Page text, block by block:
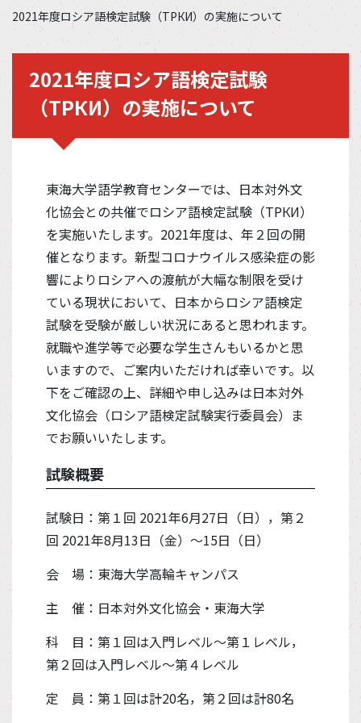
2021年度ロシア語検定試験（ТРКИ）の実施について
2021年度ロシア語検定試験
（ТРКИ）の実施について
東海大学語学教育センターでは、日本対外文
化協会との共催でロシア語検定試験（ТРКИ）
を実施いたします。2021年度は、年２回の開
催となります。新型コロナウイルス感染症の影
響によりロシアへの渡航が大幅な制限を受け
ている現状において、日本からロシア語検定
試験を受験が厳しい状況にあると思われます。
就職や進学等で必要な学生さんもいるかと思
いますので、ご案内いただければ幸いです。以
下をご確認の上、詳細や申し込みは日本対外
文化協会（ロシア語検定試験実行委員会）ま
でお願いいたします。
試験概要
試験日：第１回 2021年6月27日（日），第２
回 2021年8月13日（金）～15日（日）
会 場：東海大学高輪キャンパス
主 催：日本対外文化協会・東海大学
科 目：第１回は入門レベル〜第１レベル，
第２回は入門レベル～第４レベル
定 員：第１回は計20名，第２回は計80名